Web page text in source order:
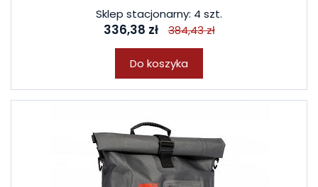
Sklep stacjonarny: 4 szt.
336,38 zł 384,43 zł
Do koszyka